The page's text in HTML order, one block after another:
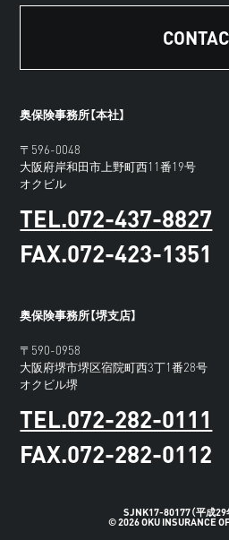
奥保険事務所【本社】
〒596-0048
大阪府岸和田市上野町西11番19号
オクビル
TEL.072-437-8827
FAX.072-423-1351
奥保険事務所【堺支店】
〒590-0958
大阪府堺市堺区宿院町西3丁1番28号
オクビル堺
TEL.072-282-0111
FAX.072-282-0112
SJNK17-80177（平成29
© 2026 OKU INSURANCE